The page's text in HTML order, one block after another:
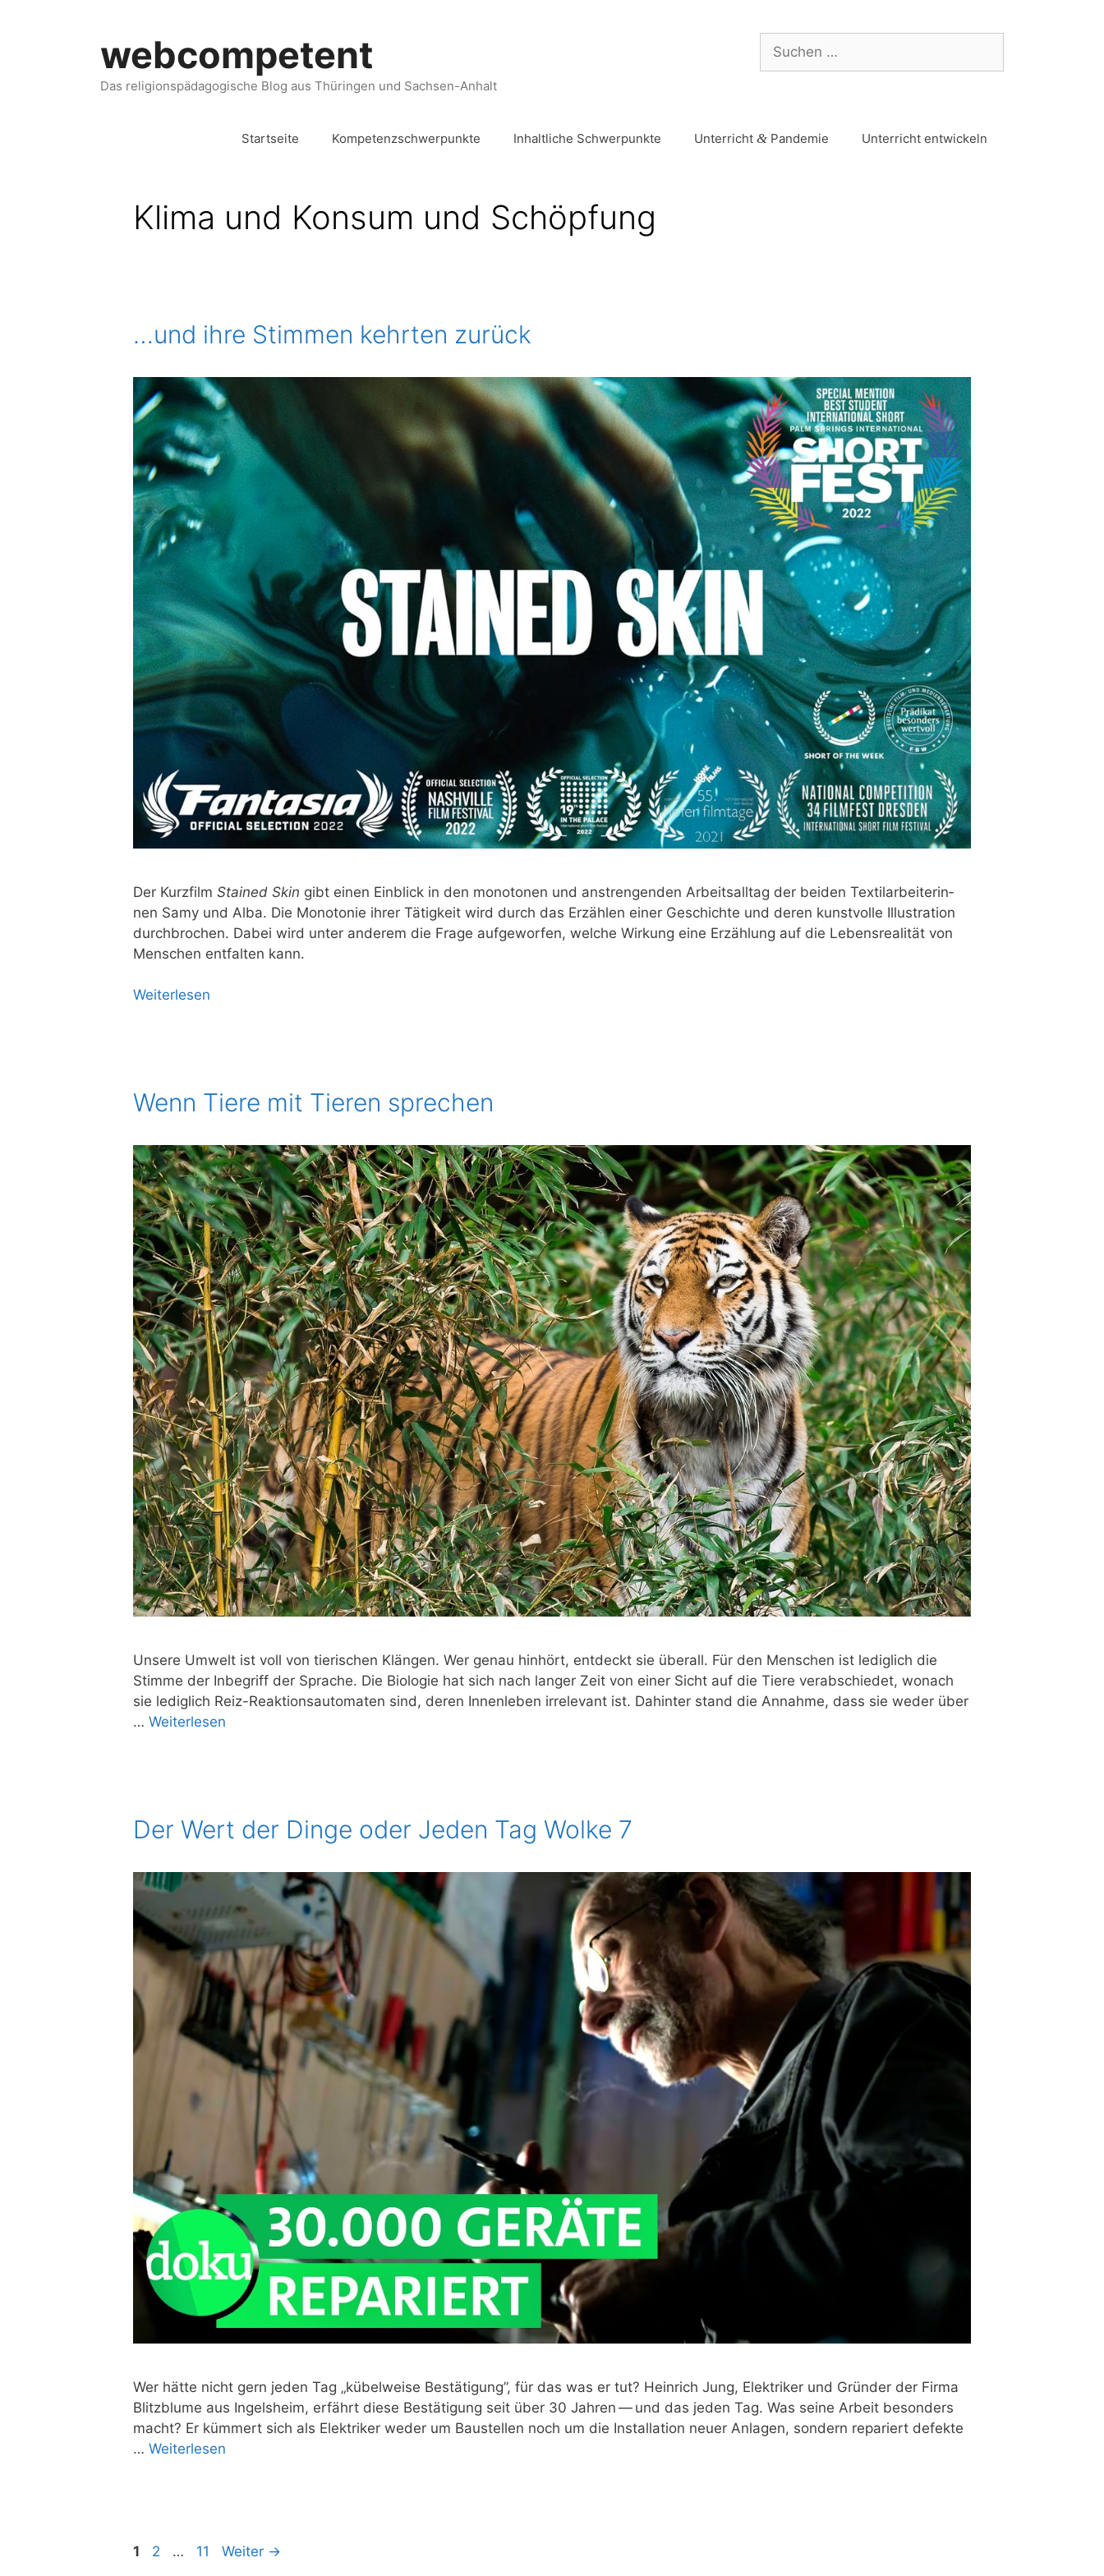
webcompetent
Das religionspädagogische Blog aus Thüringen und Sachsen-Anhalt
Startseite Kompetenzschwerpunkte Inhaltliche Schwerpunkte Unterricht & Pandemie Unterricht entwickeln
Klima und Konsum und Schöpfung
…und ihre Stimmen kehrten zurück
Der Kurz­film Stained Skin gibt einen Ein­blick in den mono­to­nen und anstren­gen­den Arbeits­all­tag der bei­den Tex­til­ar­bei­te­rin­
nen Samy und Alba. Die Mono­to­nie ihrer Tätig­keit wird durch das Erzäh­len einer Geschich­te und deren kunst­vol­le Illus­tra­ti­on
durch­bro­chen. Dabei wird unter ande­rem die Fra­ge auf­ge­wor­fen, wel­che Wir­kung eine Erzäh­lung auf die Lebens­rea­li­tät von
Men­schen ent­fal­ten kann.
Wei­ter­le­sen
Wenn Tiere mit Tieren sprechen
Unse­re Umwelt ist voll von tie­ri­schen Klän­gen. Wer genau hin­hört, ent­deckt sie über­all. Für den Men­schen ist ledig­lich die
Stim­me der Inbe­griff der Spra­che. Die Bio­lo­gie hat sich nach lan­ger Zeit von einer Sicht auf die Tie­re ver­ab­schie­det, wonach
sie ledig­lich Reiz-Reak­­ti­ons­au­­to­­ma­­ten sind, deren Innen­le­ben irrele­vant ist. Dahin­ter stand die Annah­me, dass sie weder über
… Wei­ter­le­sen
Der Wert der Dinge oder Jeden Tag Wolke 7
Wer hät­te nicht gern jeden Tag „kübel­wei­se Bestä­ti­gung”, für das was er tut? Hein­rich Jung, Elek­tri­ker und Grün­der der Fir­ma
Blitz­blu­me aus Ingels­heim, erfährt die­se Bestä­ti­gung seit über 30 Jah­ren — und das jeden Tag. Was sei­ne Arbeit beson­ders
macht? Er küm­mert sich als Elek­tri­ker weder um Bau­stel­len noch um die Instal­la­ti­on neu­er Anla­gen, son­dern repa­riert defek­te
… Wei­ter­le­sen
1 2 … 11 Weiter →